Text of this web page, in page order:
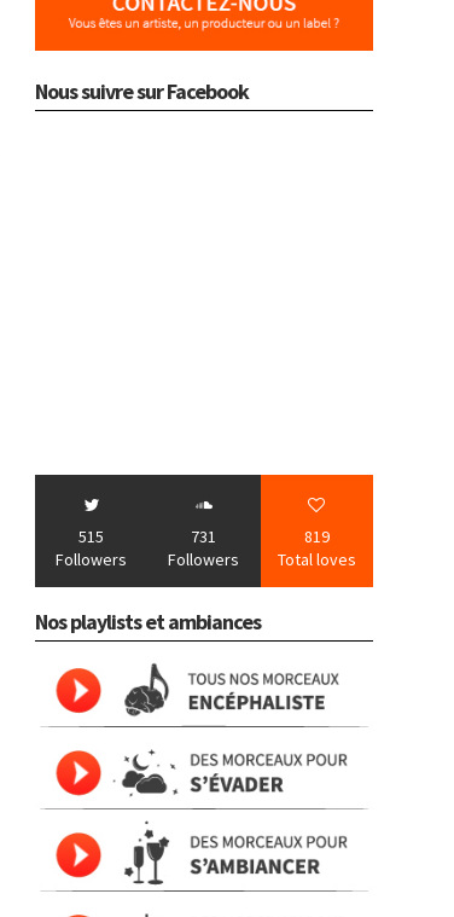
Nous suivre sur Facebook
515
Followers
731
Followers
819
Total loves
Nos playlists et ambiances